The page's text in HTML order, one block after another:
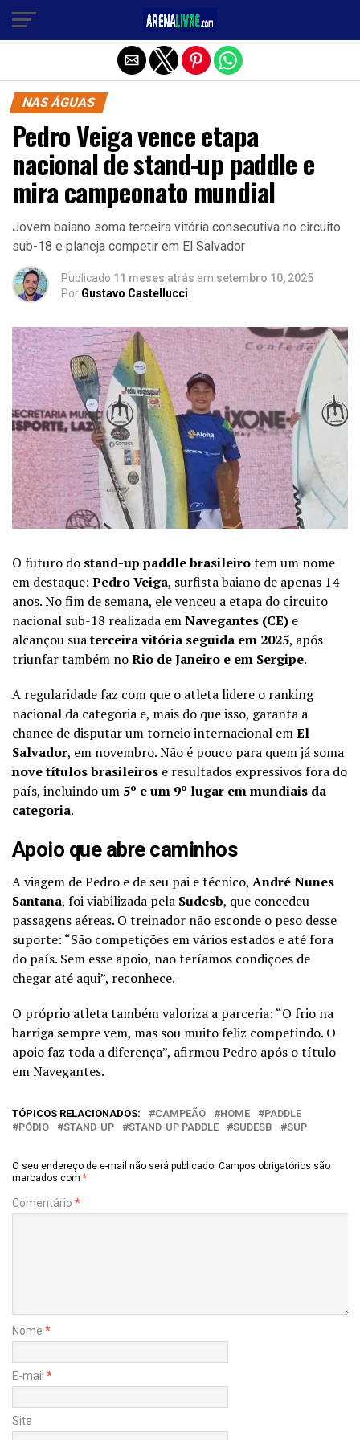
NAS ÁGUAS
Pedro Veiga vence etapa
nacional de stand-up paddle e
mira campeonato mundial
Jovem baiano soma terceira vitória consecutiva no circuito
sub-18 e planeja competir em El Salvador
Publicado 11 meses atrás em setembro 10, 2025
Por Gustavo Castellucci
O futuro do stand-up paddle brasileirotem um nome
em destaque: Pedro Veiga, surfista baiano de apenas 14
anos. No fim de semana, ele venceu a etapa do circuito
nacional sub-18 realizada emNavegantes (CE) e
alcançou suaterceira vitória seguida em 2025, após
triunfar também noRio de Janeiro e em Sergipe.
A regularidade faz com que o atleta lidere o ranking
nacional da categoria e, mais do que isso, garanta a
chance de disputar um torneio internacional emEl
Salvador, em novembro. Não é pouco para quem já soma
nove títulos brasileiros e resultados expressivos fora do
país, incluindo um 5º e um 9º lugar em mundiais da
categoria.
Apoio que abre caminhos
A viagem de Pedro e de seu pai e técnico, André Nunes
Santana, foi viabilizada pela Sudesb, que concedeu
passagens aéreas. O treinador não esconde o peso desse
suporte: “São competições em vários estados e até fora
do país. Sem esse apoio, não teríamos condições de
chegar até aqui”, reconhece.
O próprio atleta também valoriza a parceria: “O frio na
barriga sempre vem, mas sou muito feliz competindo. O
apoio faz toda a diferença”, afirmou Pedro após o título
em Navegantes.
TÓPICOS RELACIONADOS: CAMPEÃO HOME
PADDLE
PÓDIO
STAND-UP STAND-UP PADDLE SUDESB SUP
O seu endereço de e-mail não será publicado. Campos obrigatórios são
marcados com *
Comentário *
Nome *
E-mail *
Site
Sair da versão mobile